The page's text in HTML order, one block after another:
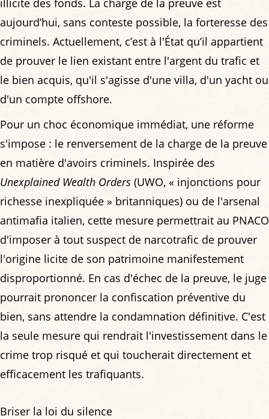
illicite des fonds. La charge de la preuve est
aujourd’hui, sans conteste possible, la forteresse des
criminels. Actuellement, c’est à l'État qu’il appartient
de prouver le lien existant entre l'argent du trafic et
le bien acquis, qu'il s'agisse d'une villa, d'un yacht ou
d'un compte offshore.
Pour un choc économique immédiat, une réforme
s'impose : le renversement de la charge de la preuve
en matière d'avoirs criminels. Inspirée des
Unexplained Wealth Orders (UWO, « injonctions pour
richesse inexpliquée » britanniques) ou de l'arsenal
antimafia italien, cette mesure permettrait au PNACO
d'imposer à tout suspect de narcotrafic de prouver
l'origine licite de son patrimoine manifestement
disproportionné. En cas d'échec de la preuve, le juge
pourrait prononcer la confiscation préventive du
bien, sans attendre la condamnation définitive. C'est
la seule mesure qui rendrait l'investissement dans le
crime trop risqué et qui toucherait directement et
efficacement les trafiquants.
Briser la loi du silence